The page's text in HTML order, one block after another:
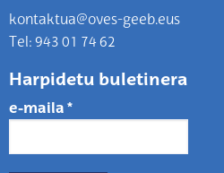
kontaktua@oves-geeb.eus
Tel: 943 01 74 62
Harpidetu buletinera
e-maila *